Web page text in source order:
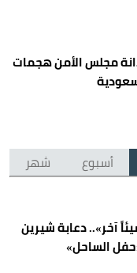
مجلس الأمن هجمات
أسبوع شهر
آخر».. دعابة شيرين
الساحل»